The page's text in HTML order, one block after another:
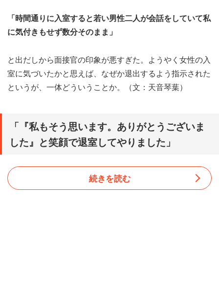
「時間通りに入室すると若い男性二人が会話をしていて私
に気付きもせず数分そのまま」
と出だしから面接官の印象が悪すぎた。ようやく女性の入
室に気づいたかと思えば、なぜか退出するよう指示された
というが、一体どういうことか。（文：天音琴葉）
「『私もそう思います。ありがとうございま
した』と笑顔で退室してやりました」
続きを読む